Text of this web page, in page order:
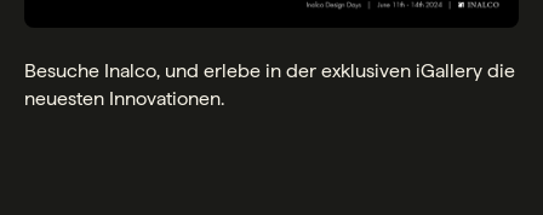
Besuche Inalco, und erlebe in der exklusiven iGallery die
neuesten Innovationen.